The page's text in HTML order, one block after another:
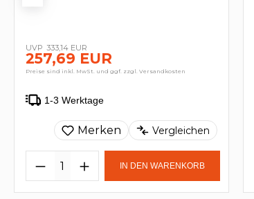
333,14 EUR
257,69 EUR
Preise sind inkl. MwSt. und ggf. zzgl. Versandkosten
1-3 Werktage
Merken Vergleichen
IN DEN WARENKORB